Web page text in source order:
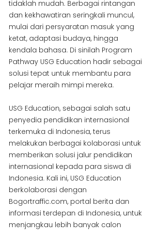
tidaklah mudah. Berbagai rintangan
dan kekhawatiran seringkali muncul,
mulai dari persyaratan masuk yang
ketat, adaptasi budaya, hingga
kendala bahasa. Di sinilah Program
Pathway USG Education hadir sebagai
solusi tepat untuk membantu para
pelajar meraih mimpi mereka.
USG Education, sebagai salah satu
penyedia pendidikan internasional
terkemuka di Indonesia, terus
melakukan berbagai kolaborasi untuk
memberikan solusi jalur pendidikan
internasional kepada para siswa di
Indonesia. Kali ini, USG Education
berkolaborasi dengan
Bogortraffic.com, portal berita dan
informasi terdepan di Indonesia, untuk
menjangkau lebih banyak calon